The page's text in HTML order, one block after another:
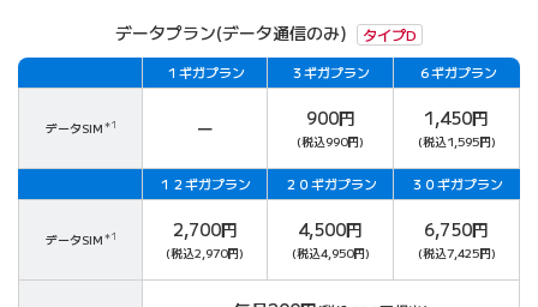
データプラン(データ通信のみ) タイプD
１ギガプラン ３ギガプラン ６ギガプラン
データSIM ＊1 ー 900円
(税込990円)
1,450円
(税込1,595円)
１２ギガプラン ２０ギガプラン ３０ギガプラン
データSIM ＊1 2,700円
(税込2,970円)
4,500円
(税込4,950円)
6,750円
(税込7,425円)